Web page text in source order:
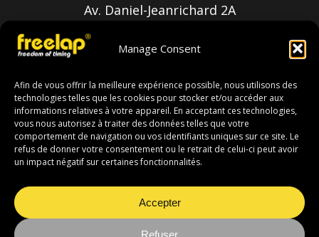
Manage Consent
Afin de vous offrir la meilleure expérience possible, nous utilisons des
technologies telles que les cookies pour stocker et/ou accéder aux
informations relatives à votre appareil. En acceptant ces technologies,
vous nous autorisez à traiter des données telles que votre
comportement de navigation ou vos identifiants uniques sur ce site. Le
refus de donner votre consentement ou le retrait de celui-ci peut avoir
un impact négatif sur certaines fonctionnalités.
Accepter
Refuser
Av. Daniel-Jeanrichard 2A
2114 Fleurier - Switzerland
Contact
T : +41 (0)32 861 52 42
E : sales@freelap.ch
Freelap S.A. Tous droits réservés.
Politique de confidentialité